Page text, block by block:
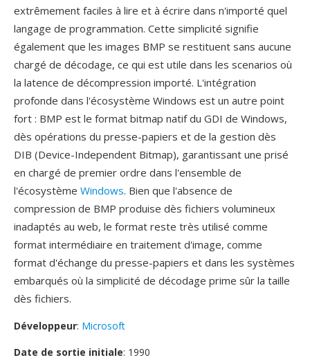
extrêmement faciles à lire et à écrire dans n'importé quel
langage de programmation. Cette simplicité signifie
également que les images BMP se restituent sans aucune
chargé de décodage, ce qui est utile dans les scenarios où
la latence de décompression importé. L'intégration
profonde dans l'écosystème Windows est un autre point
fort : BMP est le format bitmap natif du GDI de Windows,
dès opérations du presse-papiers et de la gestion dès
DIB (Device-Independent Bitmap), garantissant une prisé
en chargé de premier ordre dans l'ensemble de
l'écosystème Windows. Bien que l'absence de
compression de BMP produise dès fichiers volumineux
inadaptés au web, le format reste très utilisé comme
format intermédiaire en traitement d'image, comme
format d'échange du presse-papiers et dans les systèmes
embarqués où la simplicité de décodage prime sûr la taille
dès fichiers.
Développeur: Microsoft
Date de sortie initiale: 1990